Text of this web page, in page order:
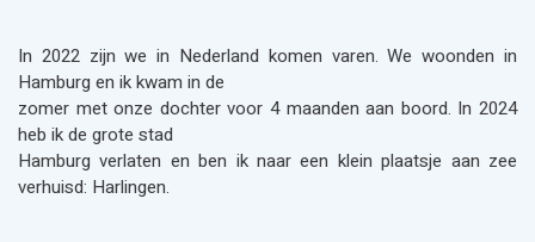
In 2022 zijn we in Nederland komen varen. We woonden in
Hamburg en ik kwam in de
zomer met onze dochter voor 4 maanden aan boord. In 2024
heb ik de grote stad
Hamburg verlaten en ben ik naar een klein plaatsje aan zee
verhuisd: Harlingen.